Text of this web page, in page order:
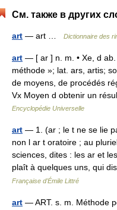
См. также в других
art — art … Dictionnaire des
art — [ ar ] n. m. • Xe, d ab.
méthode »; lat. ars, artis;
de moyens, de procédés
Vx Moyen d obtenir un
Encyclopédie Universelle
art — 1. (ar ; le t ne se lie
non l ar t oratoire ; au
sciences, dites : les ar et
plaît à quelques uns, qui
Française d'Émile Littré
art — ART. s. m. Méthode